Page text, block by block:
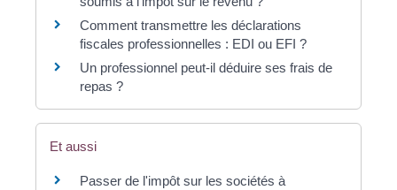
Comment transmettre les déclarations
fiscales professionnelles : EDI ou EFI ?
Un professionnel peut-il déduire ses frais de
repas ?
Et aussi
Passer de l'impôt sur les sociétés à